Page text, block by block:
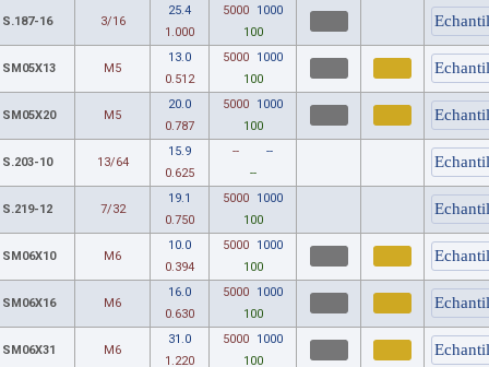
S.187-16 3/16
25.4
1.000
5000
1000
100
SM05X13 M5
13.0
0.512
5000
1000
100
SM05X20 M5
20.0
0.787
5000
1000
100
S.203-10 13/64
15.9
0.625
--
--
--
S.219-12 7/32
19.1
0.750
5000
1000
100
SM06X10 M6
10.0
0.394
5000
1000
100
SM06X16 M6
16.0
0.630
5000
1000
100
SM06X31 M6
31.0
1.220
5000
1000
100